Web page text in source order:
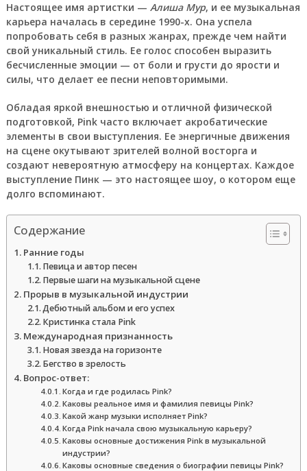
Настоящее имя артистки — Алиша Мур, и ее музыкальная
карьера началась в середине 1990-х. Она успела
попробовать себя в разных жанрах, прежде чем найти
свой уникальный стиль. Ее голос способен выразить
бесчисленные эмоции — от боли и грусти до ярости и
силы, что делает ее песни неповторимыми.
Обладая яркой внешностью и отличной физической
подготовкой, Pink часто включает акробатические
элементы в свои выступления. Ее энергичные движения
на сцене окутывают зрителей волной восторга и
создают невероятную атмосферу на концертах. Каждое
выступление Пинк — это настоящее шоу, о котором еще
долго вспоминают.
Содержание
Ранние годы
Певица и автор песен
Первые шаги на музыкальной сцене
Прорыв в музыкальной индустрии
Дебютный альбом и его успех
Кристинка стала Pink
Международная признанность
Новая звезда на горизонте
Бегство в зрелость
Вопрос-ответ:
Когда и где родилась Pink?
Каковы реальное имя и фамилия певицы Pink?
Какой жанр музыки исполняет Pink?
Когда Pink начала свою музыкальную карьеру?
Каковы основные достижения Pink в музыкальной
индустрии?
Каковы основные сведения о биографии певицы Pink?